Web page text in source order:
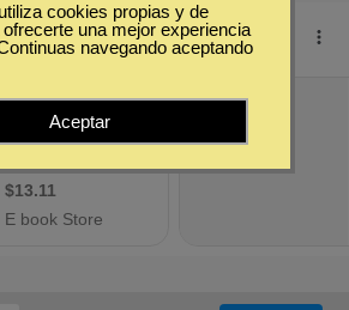
cookies propias y de
una mejor experiencia
navegando aceptando
Aceptar